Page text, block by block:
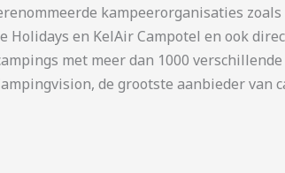
kampeerorganisaties zoals
Holidays en KelAir Campotel en ook
met meer dan 1000
de grootste aanbieder van